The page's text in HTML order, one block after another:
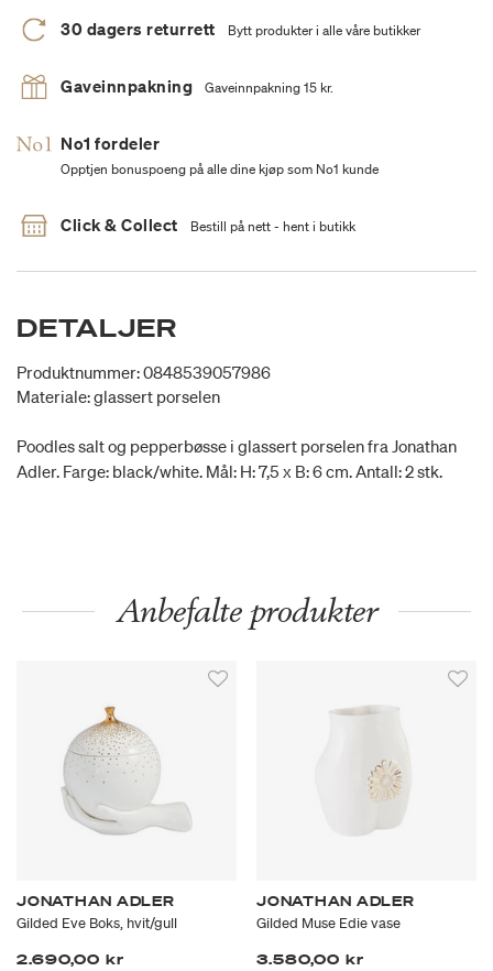
30 dagers returrett Bytt produkter i alle våre butikker
Gaveinnpakning Gaveinnpakning 15 kr.
No1 fordeler
Opptjen bonuspoeng på alle dine kjøp som No1 kunde
Click & Collect Bestill på nett - hent i butikk
DETALJER
Produktnummer: 0848539057986
Materiale: glassert porselen
Poodles salt og pepperbøsse i glassert porselen fra Jonathan
Adler. Farge: black/white. Mål: H: 7,5 x B: 6 cm. Antall: 2 stk.
Anbefalte produkter
JONATHAN ADLER
Gilded Eve Boks, hvit/gull
2.690,00 kr
JONATHAN ADLER
Gilded Muse Edie vase
3.580,00 kr